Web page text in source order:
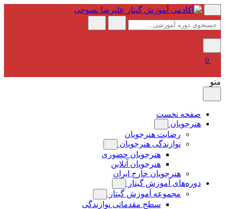
پرش
به
محتوا
0
منو
صفحه نخست
هنرجویان
رضایت هنرجویان
نوازندگی هنرجویان
هنرجویان حضوری
هنرجویان آنلاین
هنرجویان خارج ایران
دوره‌های آموزش گیتار
مجموعه آموزش گیتار
سطح مقدماتی نوازندگی